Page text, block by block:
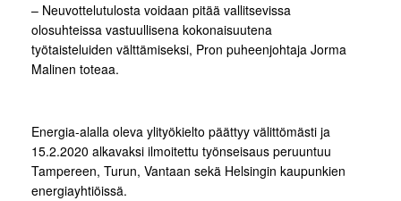
– Neuvottelutulosta voidaan pitää vallitsevissa
olosuhteissa vastuullisena kokonaisuutena
työtaisteluiden välttämiseksi, Pron puheenjohtaja Jorma
Malinen toteaa.
Energia-alalla oleva ylityökielto päättyy välittömästi ja
15.2.2020 alkavaksi ilmoitettu työnseisaus peruuntuu
Tampereen, Turun, Vantaan sekä Helsingin kaupunkien
energiayhtiöissä.